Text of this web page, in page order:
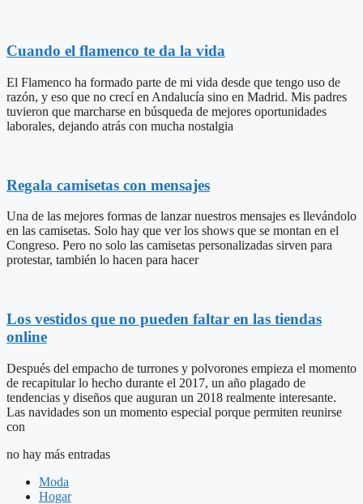
Cuando el flamenco te da la vida
El Flamenco ha formado parte de mi vida desde que tengo uso de
razón, y eso que no crecí en Andalucía sino en Madrid. Mis padres
tuvieron que marcharse en búsqueda de mejores oportunidades
laborales, dejando atrás con mucha nostalgia
Regala camisetas con mensajes
Una de las mejores formas de lanzar nuestros mensajes es llevándolo
en las camisetas. Solo hay que ver los shows que se montan en el
Congreso. Pero no solo las camisetas personalizadas sirven para
protestar, también lo hacen para hacer
Los vestidos que no pueden faltar en las tiendas
online
Después del empacho de turrones y polvorones empieza el momento
de recapitular lo hecho durante el 2017, un año plagado de
tendencias y diseños que auguran un 2018 realmente interesante.
Las navidades son un momento especial porque permiten reunirse
con
no hay más entradas
Moda
Hogar